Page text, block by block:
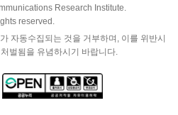
Research Institute.
reserved.
자동수집되는 것을 거부하며, 이를 위반시
벌됨을 유념하시기 바랍니다.